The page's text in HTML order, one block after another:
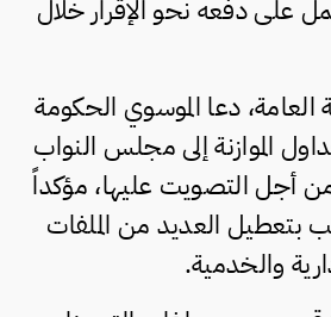
على دفعه نحو الإقرار خلال
العامة، دعا الموسوي الحكومة
الموازنة إلى مجلس النواب
أجل التصويت عليها، مؤكداً
بتعطيل العديد من الملفات
والخدمية.